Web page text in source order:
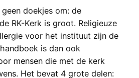
doekjes om: de
RK-Kerk is groot. Religieuze
voor het instituut zijn de
is dan ook
mensen die met de kerk
Het bevat 4 grote delen: